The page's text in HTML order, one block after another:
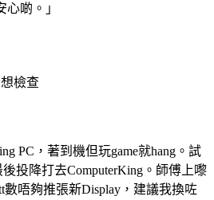
心啲。 」
檢查
PC，著到機但玩game就hang。試
投降打去ComputerKing。師傅上嚟
數唔夠推張新Display，建議我換咗